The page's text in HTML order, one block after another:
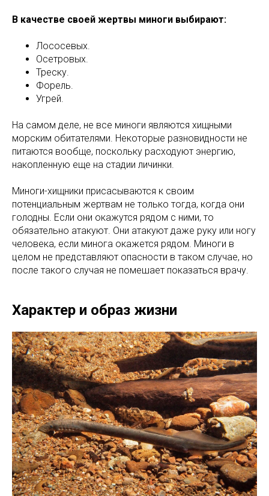
В качестве своей жертвы миноги выбирают:
Лососевых.
Осетровых.
Треску.
Форель.
Угрей.
На самом деле, не все миноги являются хищными
морским обитателями. Некоторые разновидности не
питаются вообще, поскольку расходуют энергию,
накопленную еще на стадии личинки.
Миноги-хищники присасываются к своим
потенциальным жертвам не только тогда, когда они
голодны. Если они окажутся рядом с ними, то
обязательно атакуют. Они атакуют даже руку или ногу
человека, если минога окажется рядом. Миноги в
целом не представляют опасности в таком случае, но
после такого случая не помешает показаться врачу.
Характер и образ жизни